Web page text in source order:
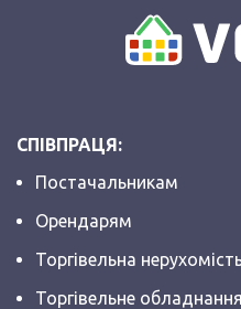
СПІВПРАЦЯ:
Постачальникам
Орендарям
Торгівельна
Торгівельне обладнання